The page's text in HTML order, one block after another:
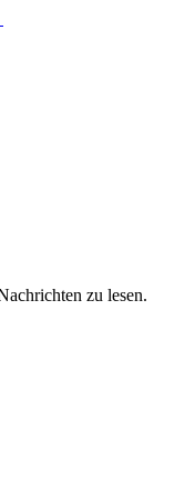
zu lesen.